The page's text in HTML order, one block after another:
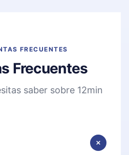
FRECUENTES
Frecuentes
saber sobre 12min